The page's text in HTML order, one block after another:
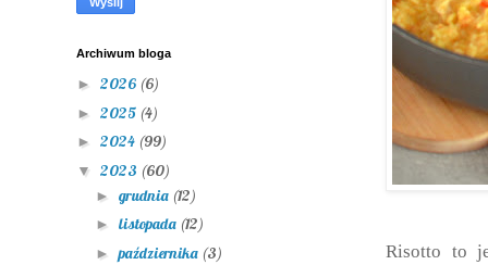
Risotto to
Archiwum bloga
► 2026 (6)
► 2025 (4)
► 2024 (99)
▼ 2023 (60)
► grudnia (12)
► listopada (12)
►października (3)